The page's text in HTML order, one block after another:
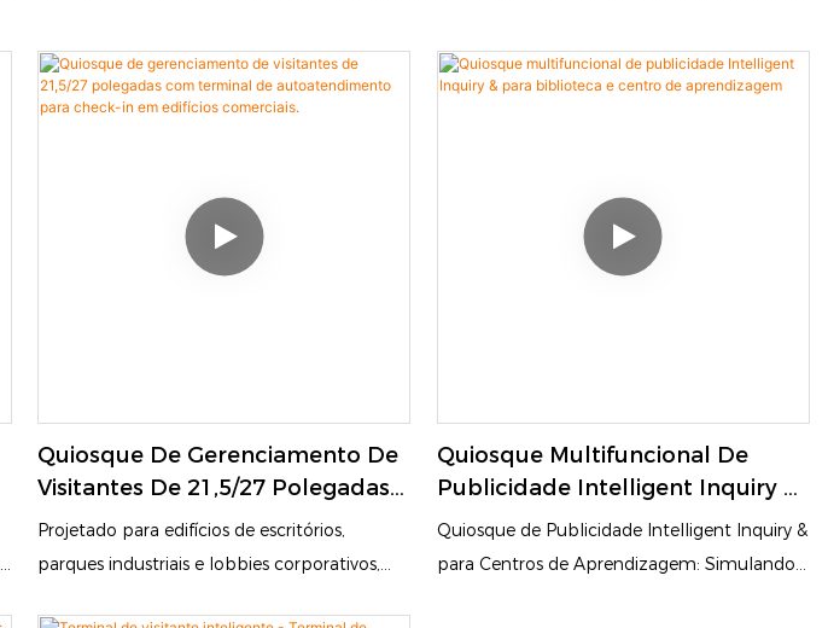
Quiosque De Gerenciamento De
Visitantes De 21,5/27 Polegadas
Com Terminal De
Autoatendimento Para Check-In
Projetado para edifícios de escritórios,
parques industriais e lobbies corporativos,
Quiosque Multifuncional De
Publicidade Intelligent Inquiry &
Para Biblioteca E Centro De
Aprendizagem
Quiosque de Publicidade Intelligent Inquiry &
para Centros de Aprendizagem: Simulando a